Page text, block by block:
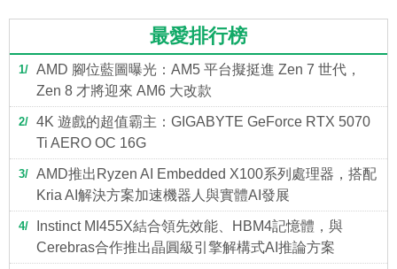
最愛排行榜
1
AMD 腳位藍圖曝光：AM5 平台擬挺進 Zen 7 世代，
Zen 8 才將迎來 AM6 大改款
2
4K 遊戲的超值霸主：GIGABYTE GeForce RTX 5070
Ti AERO OC 16G
3
AMD推出Ryzen AI Embedded X100系列處理器，搭配
Kria AI解決方案加速機器人與實體AI發展
4
Instinct MI455X結合領先效能、HBM4記憶體，與
Cerebras合作推出晶圓級引擎解構式AI推論方案